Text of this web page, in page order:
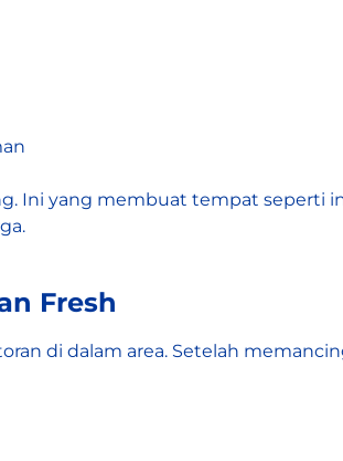
Ini yang membuat tempat seperti
Fresh
di dalam area. Setelah